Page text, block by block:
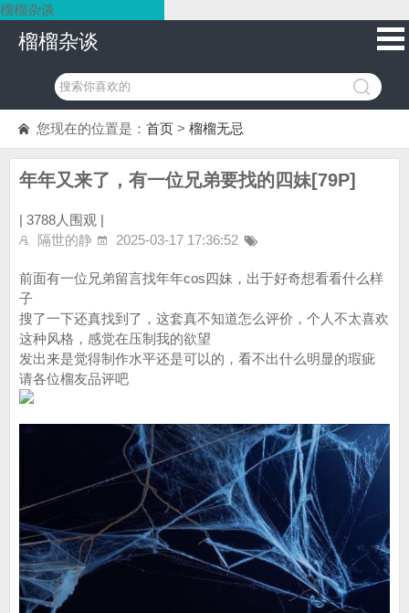
榴榴杂谈
榴榴杂谈
您现在的位置是： 首页 > 榴榴无忌
年年又来了，有一位兄弟要找的四妹[79P]
| 3788人围观 |
隔世的静
2025-03-17 17:36:52
前面有一位兄弟留言找年年cos四妹，出于好奇想看看什么样
子
搜了一下还真找到了，这套真不知道怎么评价，个人不太喜欢
这种风格，感觉在压制我的欲望
发出来是觉得制作水平还是可以的，看不出什么明显的瑕疵
请各位榴友品评吧